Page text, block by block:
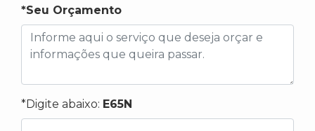
*Seu Orçamento
*Digite abaixo: E65N